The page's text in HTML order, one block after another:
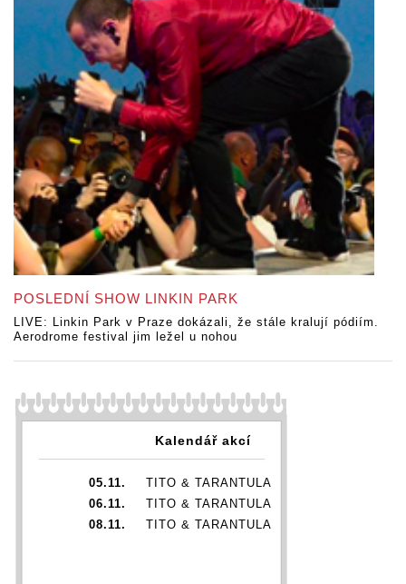
POSLEDNÍ SHOW LINKIN PARK
LIVE: Linkin Park v Praze dokázali, že stále kralují pódiím.
Aerodrome festival jim ležel u nohou
Kalendář akcí
05.11.
TITO & TARANTULA
06.11.
TITO & TARANTULA
08.11.
TITO & TARANTULA